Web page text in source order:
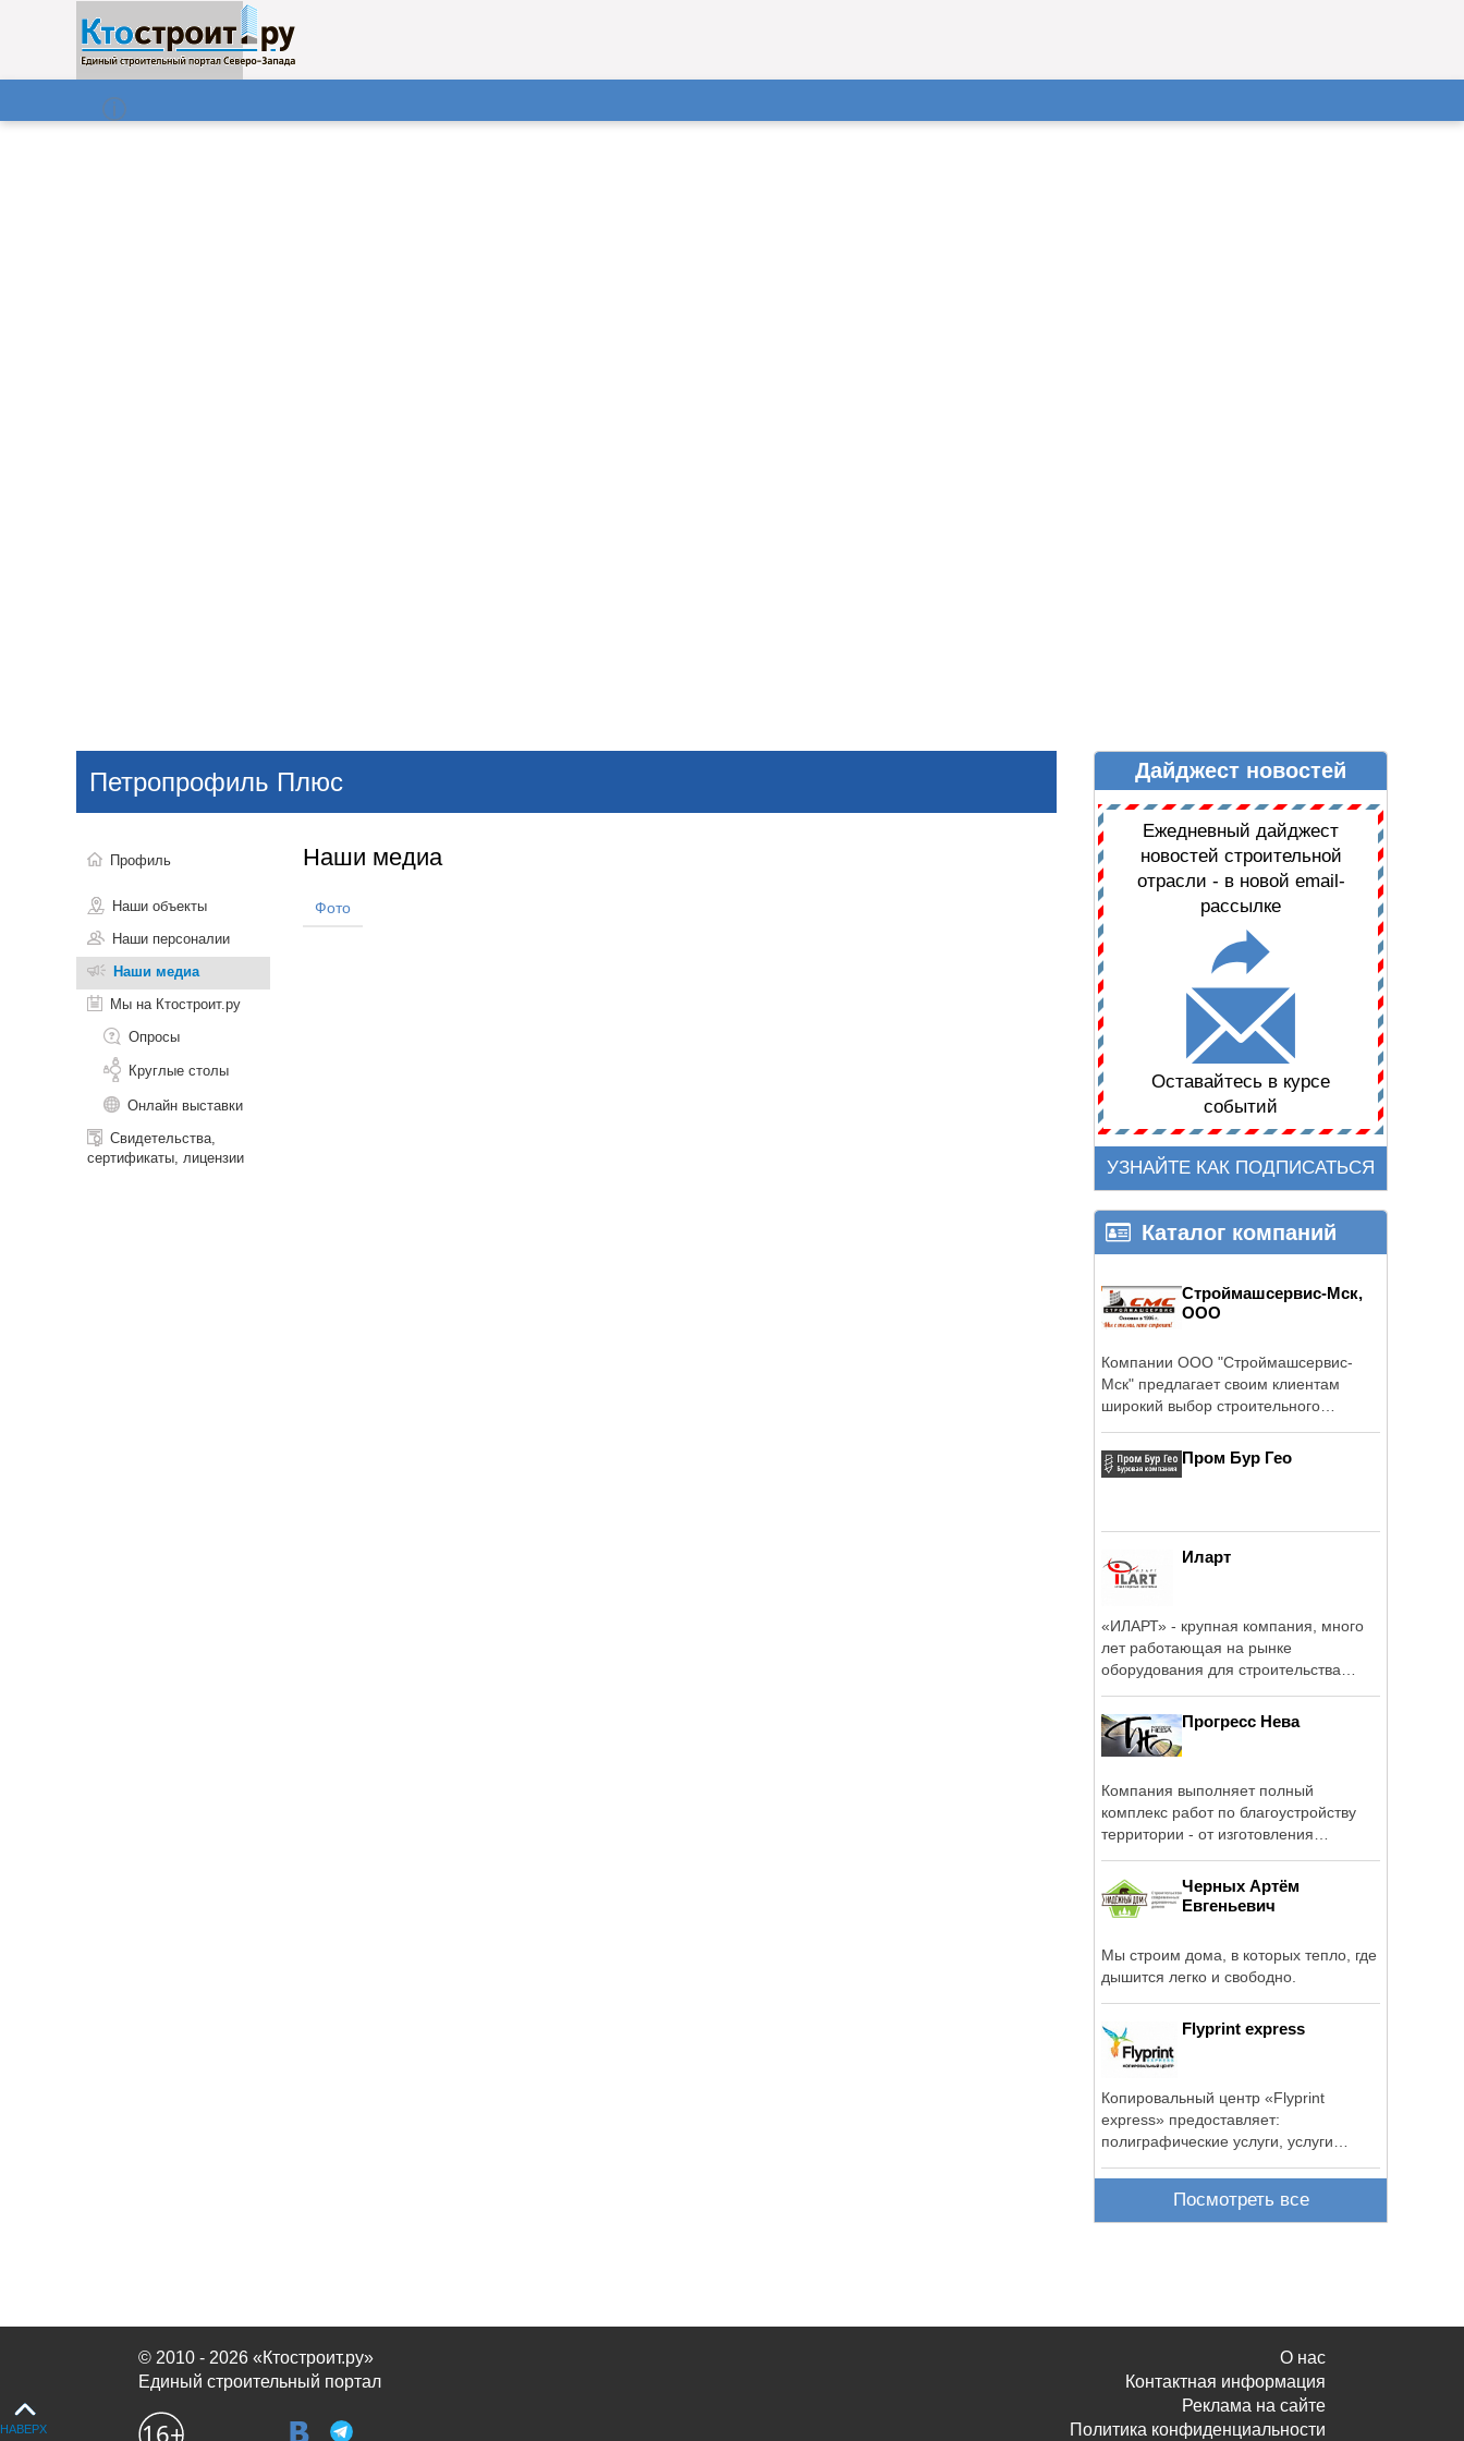
Поиск
СТАТЬИ ДАЙДЖЕСТ НОВОСТЕЙ
Петропрофиль Плюс
Профиль
Наши объекты
Наши персоналии
Наши медиа
Мы на Ктостроит.ру
Опросы
Круглые столы
Онлайн выставки
Свидетельства,
сертификаты, лицензии
Наши медиа
Фото
Дайджест новостей
Ежедневный дайджест
новостей строительной
отрасли - в новой email-
рассылке
Оставайтесь в курсе
событий
УЗНАЙТЕ КАК ПОДПИСАТЬСЯ
Каталог компаний
Строймашсервис-Мск,
ООО
Компании ООО "Строймашсервис-
Мск" предлагает своим клиентам
широкий выбор строительного
Пром Бур Гео
Иларт
«ИЛАРТ» - крупная компания, много
лет работающая на рынке
оборудования для строительства
Прогресс Нева
Компания выполняет полный
комплекс работ по благоустройству
территории - от изготовления
Черных Артём
Евгеньевич
Мы строим дома, в которых тепло, где
дышится легко и свободно.
Flyprint express
Копировальный центр «Flyprint
express» предоставляет:
полиграфические услуги, услуги
Посмотреть все
© 2010 - 2026 «Ктостроит.ру»
Единый строительный портал
О нас
Контактная информация
Реклама на сайте
Политика конфиденциальности
НАВЕРХ